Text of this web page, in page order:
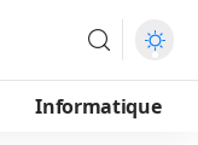
Informatique